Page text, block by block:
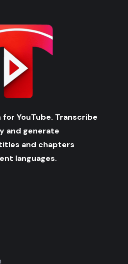
for YouTube. Transcribe
and generate
and chapters
languages.